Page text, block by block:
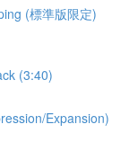
(標準版限定)
(3:40)
Expansion)